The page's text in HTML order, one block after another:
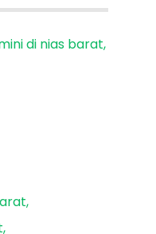
di nias barat